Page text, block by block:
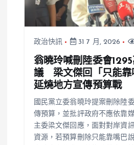
政治快訊 31 7 月, 2026
翁曉玲喊刪陸委會
議 梁文傑回「只能
延燒地方宣傳預算戰
國民黨立委翁曉玲提案刪除陸
傳預算，並批評政府不應依靠
主委梁文傑回應，面對對岸資
資源，若預算刪除只能靠嘴巴